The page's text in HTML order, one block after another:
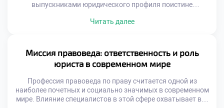
выпускниками юридического профиля поистине
маршрутам приходят неординарные векторы развития,
формирование ценностей будущего общества. Именно
поэтому качественное обучение в московском техникуме
становится тем самым надежным фундаментом, который
Читать далее
Миссия правоведа: ответственность и роль
юриста в современном мире
Профессия правоведа по праву считается одной из
наиболее почетных и социально значимых в современном
мире. Влияние специалистов в этой сфере охватывает все